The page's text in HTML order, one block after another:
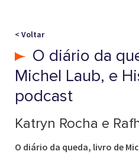
< Voltar
O diário da
Michel Laub, e
podcast
Katryn Rocha e
O diário da queda, livro de